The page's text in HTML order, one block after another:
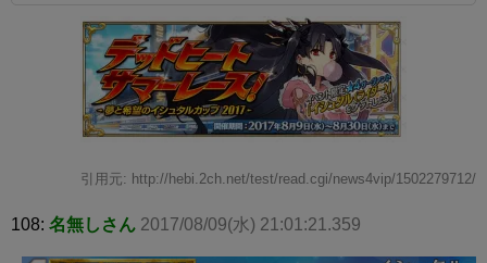
引用元: http://hebi.2ch.net/test/read.cgi/news4vip/1502279712/
108: 名無しさん 2017/08/09(水) 21:01:21.359